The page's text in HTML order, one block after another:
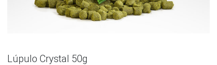
Lúpulo Crystal 50g